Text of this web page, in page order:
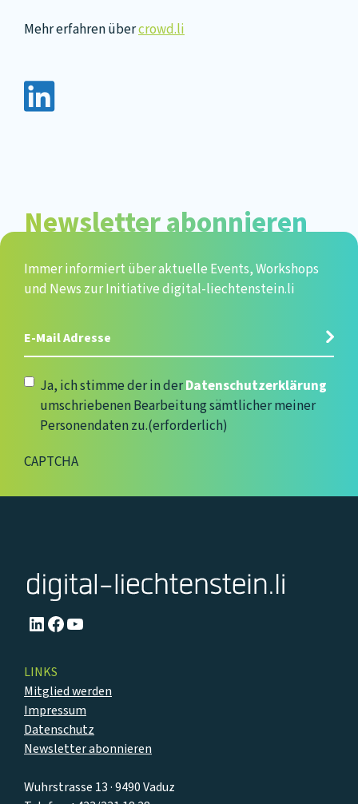
Mehr erfahren übercrowd.li
Newsletter abonnieren
Immer informiert über aktuelle Events, Workshops
und News zur Initiative digital-liechtenstein.li
Datenschutzerklärung(erforderlich)
Ja, ich stimme der in derDatenschutzerklärung
umschriebenen Bearbeitung sämtlicher meiner
Personendaten zu.(erforderlich)
CAPTCHA
LinkedIn
Facebook
YouTube
Wuhrstrasse 13 · 9490 Vaduz
LINKS
Mitglied werden
Impressum
Datenschutz
Newsletter abonnieren